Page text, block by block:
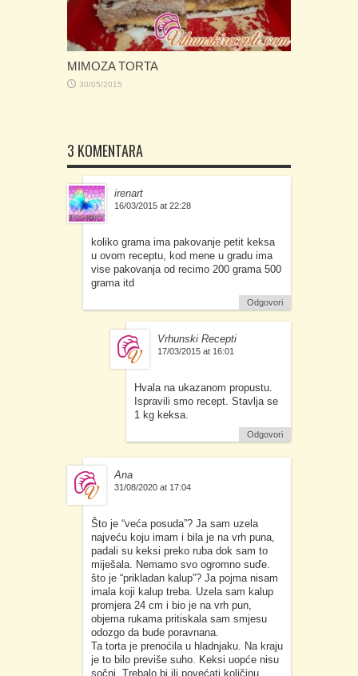
MIMOZA TORTA
30/05/2015
3 KOMENTARA
irenart
16/03/2015 at 22:28
koliko grama ima pakovanje petit keksa
u ovom receptu, kod mene u gradu ima
vise pakovanja od recimo 200 grama 500
grama itd
Odgovori
Vrhunski Recepti
17/03/2015 at 16:01
Hvala na ukazanom propustu.
Ispravili smo recept. Stavlja se
1 kg keksa.
Odgovori
Ana
31/08/2020 at 17:04
Što je “veća posuda”? Ja sam uzela
najveću koju imam i bila je na vrh puna,
padali su keksi preko ruba dok sam to
miješala. Nemamo svo ogromno suďe.
što je “prikladan kalup”? Ja pojma nisam
imala koji kalup treba. Uzela sam kalup
promjera 24 cm i bio je na vrh pun,
objema rukama pritiskala sam smjesu
odozgo da bude poravnana.
Ta torta je prenoćila u hladnjaku. Na kraju
je to bilo previše suho. Keksi uopće nisu
sočni. Trebalo bi ili povećati količinu